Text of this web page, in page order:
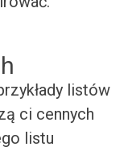
listów
ci cennych
listu